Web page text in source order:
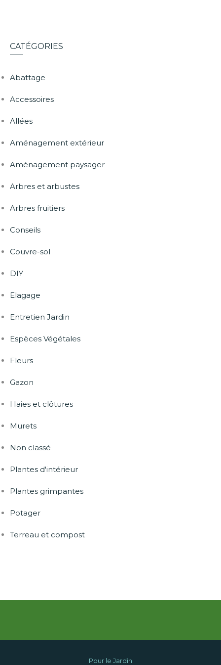
CATÉGORIES
Abattage
Accessoires
Allées
Aménagement extérieur
Aménagement paysager
Arbres et arbustes
Arbres fruitiers
Conseils
Couvre-sol
DIY
Elagage
Entretien Jardin
Espèces Végétales
Fleurs
Gazon
Haies et clôtures
Murets
Non classé
Plantes d'intérieur
Plantes grimpantes
Potager
Terreau et compost
Pour le Jardin